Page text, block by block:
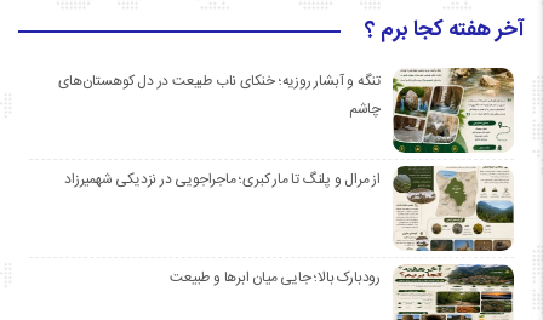
آخر هفته کجا برم ؟
تنگه و آبشار روزیه؛ خنکای ناب طبیعت در دل کوهستان‌های
چاشم
از مرال و پلنگ تا مار کبری؛ ماجراجویی در نزدیکی شهمیرزاد
رودبارک بالا؛ جایی میان ابرها و طبیعت